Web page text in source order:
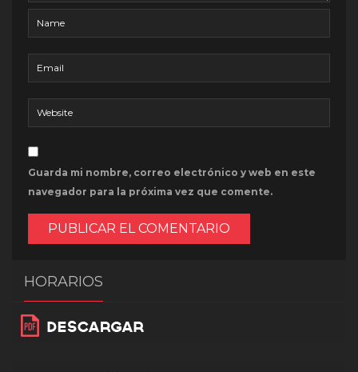
Guarda mi nombre, correo electrónico y web en este
navegador para la próxima vez que comente.
HORARIOS